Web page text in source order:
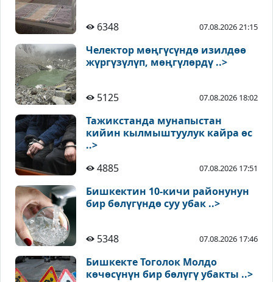
6348 07.08.2026 21:15
Челектор мөңгүсүндө изилдөө
жүргүзүлүп, мөңгүлөрдү ..>
5125 07.08.2026 18:02
Тажикстанда мунапыстан
кийин кылмыштуулук кайра өс
..>
4885
07.08.2026 17:51
Бишкектин 10-кичи районунун
бир бөлүгүндө суу убак ..>
5348 07.08.2026 17:46
Бишкекте Тоголок Молдо
көчөсүнүн бир бөлүгү убакты ..>